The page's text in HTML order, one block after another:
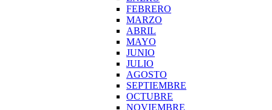
FEBRERO
MARZO
ABRIL
MAYO
JUNIO
JULIO
AGOSTO
SEPTIEMBRE
OCTUBRE
NOVIEMBRE